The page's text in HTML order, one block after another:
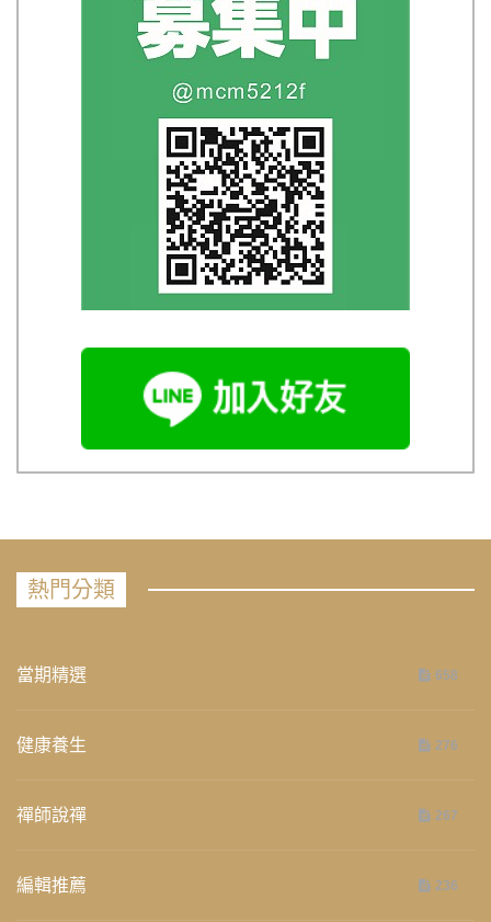
熱門分類
當期精選 658
健康養生 276
禪師說禪 267
編輯推薦 236